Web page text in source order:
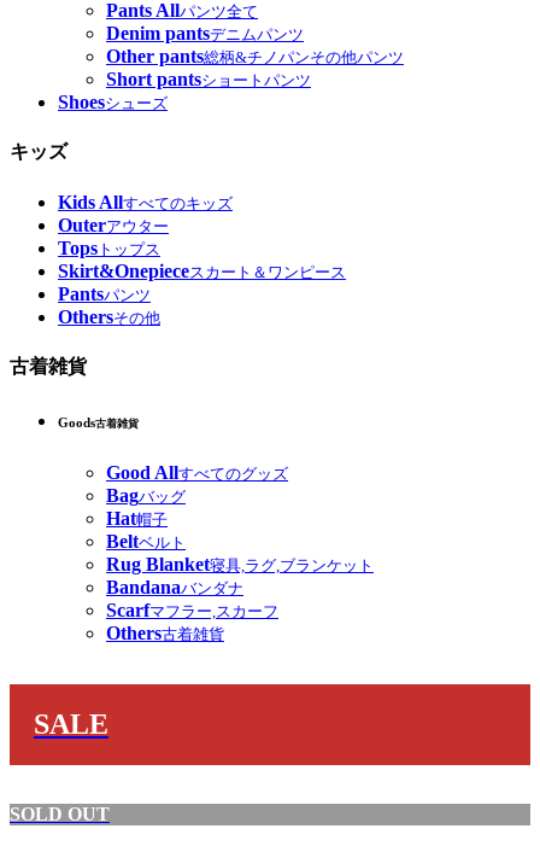
Pants Allパンツ全て
Denim pantsデニムパンツ
Other pants総柄&チノパンその他パンツ
Short pantsショートパンツ
Shoesシューズ
キッズ
Kids Allすべてのキッズ
Outerアウター
Tops トップス
Skirt&Onepieceスカート＆ワンピース
Pantsパンツ
Othersその他
古着雑貨
Goods古着雑貨
Good Allすべてのグッズ
Bagバッグ
Hat帽子
Beltベルト
Rug Blanket寝具,ラグ,ブランケット
Bandanaバンダナ
Scarfマフラー,スカーフ
Others古着雑貨
SALE
SOLD OUT